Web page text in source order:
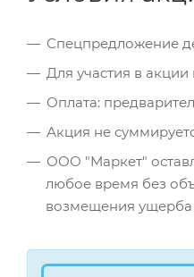
Спецпредложение
Для участия в
Оплата:
Акция не
ООО "Маркет"
любое время без
возмещения ущерба